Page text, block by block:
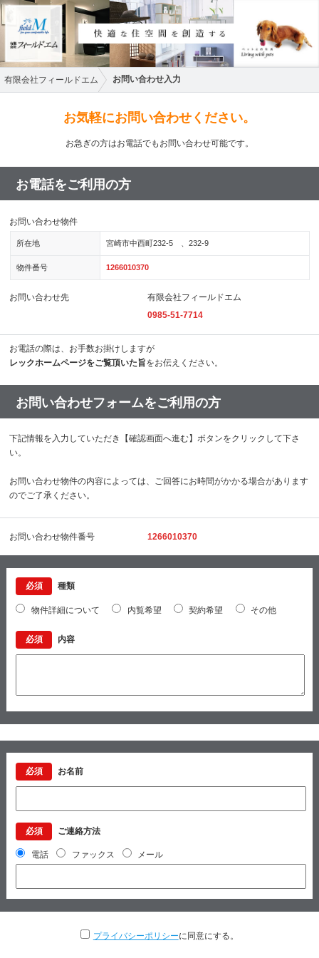
有限会社フィールドエム お問い合わせ入力
お気軽にお問い合わせください。
お急ぎの方はお電話でもお問い合わせ可能です。
お電話をご利用の方
お問い合わせ物件
所在地 宮崎市中西町232-5 、232-9
物件番号 1266010370
お問い合わせ先
有限会社フィールドエム
0985-51-7714
お電話の際は、お手数お掛けしますが
レックホームページをご覧頂いた旨をお伝えください。
お問い合わせフォームをご利用の方
下記情報を入力していただき【確認画面へ進む】ボタンをクリックして下さ
い。
お問い合わせ物件の内容によっては、ご回答にお時間がかかる場合があります
のでご了承ください。
お問い合わせ物件番号 1266010370
必須 種類
物件詳細について 内覧希望 契約希望 その他
必須 内容
必須 お名前
必須 ご連絡方法
電話 ファックス メール
プライバシーポリシーに同意にする。